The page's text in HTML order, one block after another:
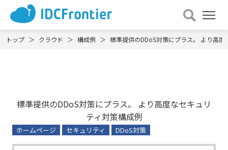
メ
ニュー
開
トップ クラウド 構成例 標準提供のDDoS対策にプラス。 より高度
標準提供のDDoS対策にプラス。 より高度なセキュリ
ティ対策構成例
ホームページ セキュリティ DDoS対策